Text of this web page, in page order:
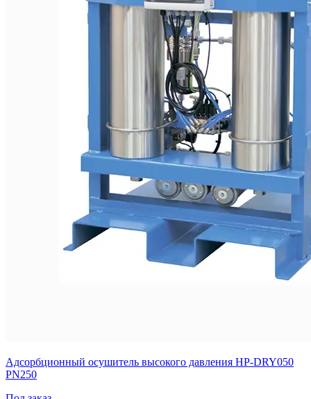
Адсорбционный осушитель высокого давления HP-DRY050
PN250